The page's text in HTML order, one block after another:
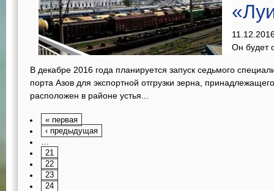
Он будет
В декабре 2016 года планируется запуск седьмого
порта Азов для экспортной отгрузки зерна,
расположен в районе устья...
« первая
‹ предыдущая
…
21
22
23
24